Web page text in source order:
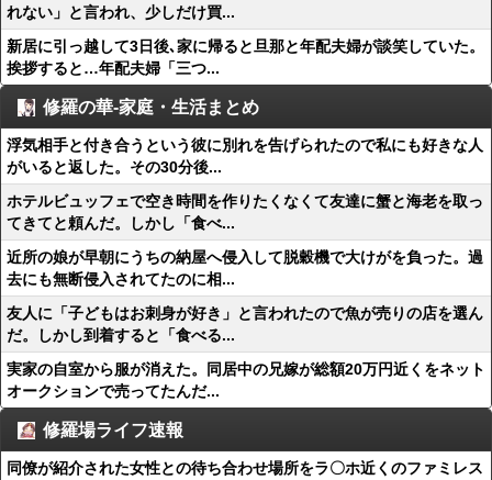
れない」と言われ、少しだけ買...
新居に引っ越して3日後､家に帰ると旦那と年配夫婦が談笑していた。
挨拶すると…年配夫婦「三つ...
修羅の華-家庭・生活まとめ
浮気相手と付き合うという彼に別れを告げられたので私にも好きな人
がいると返した。その30分後...
ホテルビュッフェで空き時間を作りたくなくて友達に蟹と海老を取っ
てきてと頼んだ。しかし「食べ...
近所の娘が早朝にうちの納屋へ侵入して脱穀機で大けがを負った。過
去にも無断侵入されてたのに相...
友人に「子どもはお刺身が好き」と言われたので魚が売りの店を選ん
だ。しかし到着すると「食べる...
実家の自室から服が消えた。同居中の兄嫁が総額20万円近くをネット
オークションで売ってたんだ...
修羅場ライフ速報
同僚が紹介された女性との待ち合わせ場所をラ〇ホ近くのファミレス